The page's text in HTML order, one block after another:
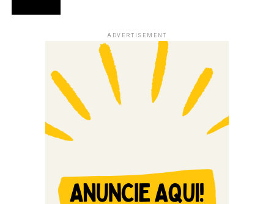
ADVERTISEMENT